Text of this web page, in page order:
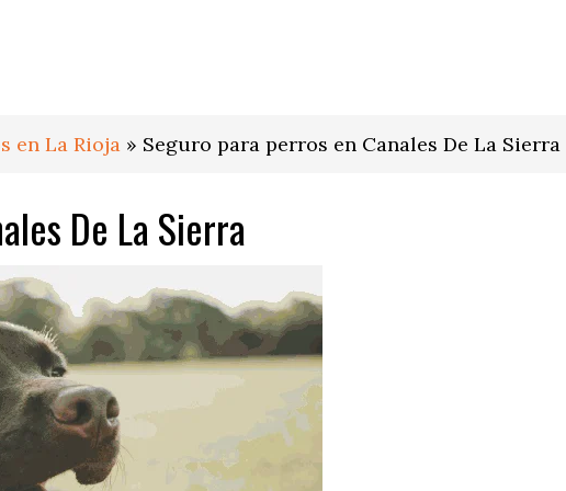
en La Rioja » Seguro para perros en Canales De La Sierra
De La Sierra